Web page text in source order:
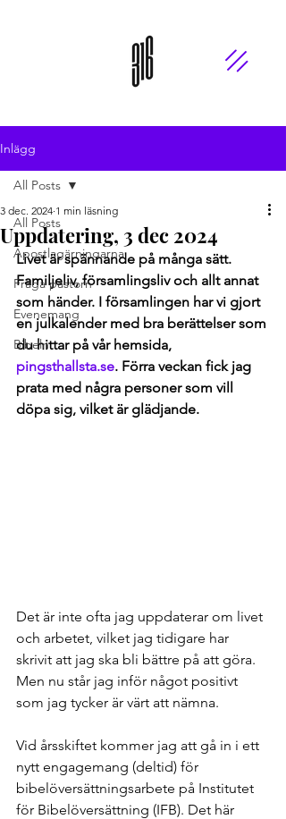
Inlägg
All Posts
Apostlagärningarna
Fråga pastorn
Evenemang
Bibeln
All Posts
Uppdatering, 3 dec 2024
3 dec. 2024 1 min läsning
Livet är spännande på många sätt.
Familjeliv, församlingsliv och allt annat
som händer. I församlingen har vi gjort
en julkalender med bra berättelser som
du hittar på vår hemsida,
pingsthallsta.se. Förra veckan fick jag
prata med några personer som vill
döpa sig, vilket är glädjande.
Det är inte ofta jag uppdaterar om livet
och arbetet, vilket jag tidigare har
skrivit att jag ska bli bättre på att göra.
Men nu står jag inför något positivt
som jag tycker är värt att nämna.
Vid årsskiftet kommer jag att gå in i ett
nytt engagemang (deltid) för
bibelöversättningsarbete på Institutet
för Bibelöversättning (IFB). Det här